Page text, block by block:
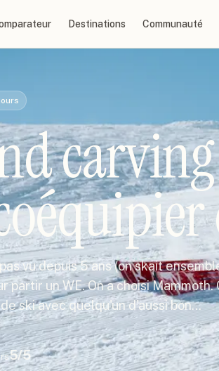
Destinations Communauté
vu depuis 5 ans (on skait
partir un WE. On a choisi
ski avec quelqu'un d'aussi bon…
5/5